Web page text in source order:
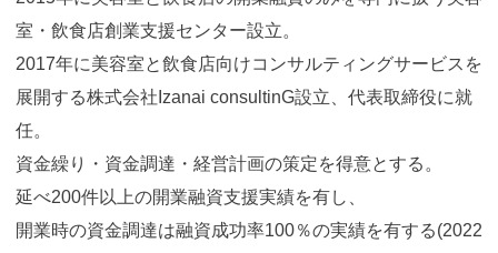
室・飲食店創業支援センター設立。
2017年に美容室と飲食店向けコンサルティングサービスを
展開する株式会社Izanai consultinG設立、代表取締役に就
任。
資金繰り・資金調達・経営計画の策定を得意とする。
延べ200件以上の開業融資支援実績を有し、
開業時の資金調達は融資成功率100％の実績を有する(2022